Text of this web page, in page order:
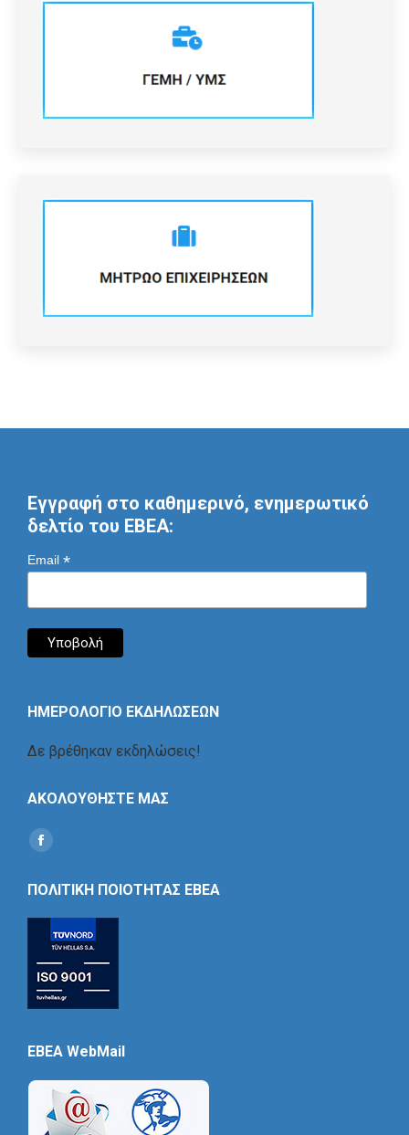
Εγγραφή στο καθημερινό, ενημερωτικό
δελτίο του ΕΒΕΑ:
Email *
ΗΜΕΡΟΛΟΓΙΟ ΕΚΔΗΛΩΣΕΩΝ
Δε βρέθηκαν εκδηλώσεις!
ΑΚΟΛΟΥΘΗΣΤΕ ΜΑΣ
Find us on:
Social
ΠΟΛΙΤΙΚΗ ΠΟΙΟΤΗΤΑΣ ΕΒΕΑ
EBEA WebMail